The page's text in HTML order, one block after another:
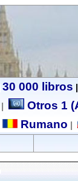
30 000 libros
Otros 1
Rumano